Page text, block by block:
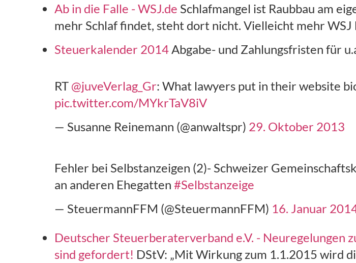
Ab in die Falle - WSJ.de Schlafmangel ist Raubbau am
mehr Schlaf findet, steht dort nicht. Vielleicht mehr WSJ
Steuerkalender 2014Abgabe- und Zahlungsfristen für
RT @juveVerlag_Gr: What lawyers put in their website
pic.twitter.com/MYkrTaV8iV
— Susanne Reinemann (@anwaltspr) 29. Oktober 2013
Fehler bei Selbstanzeigen (2)- Schweizer
an anderen Ehegatten#Selbstanzeige
— SteuermannFFM (@SteuermannFFM) 16. Januar
Deutscher Steuerberaterverband e.V. -
sind gefordert! DStV: „Mit Wirkung zum 1.1.2015 wird